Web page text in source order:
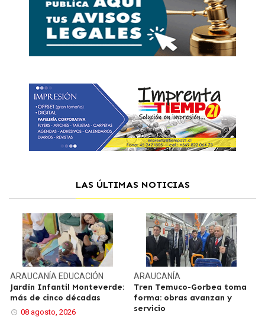
LAS ÚLTIMAS NOTICIAS
ARAUCANÍAEDUCACIÓN
Jardín Infantil Monteverde:
más de cinco décadas
08 agosto, 2026
ARAUCANÍA
Tren Temuco-Gorbea toma
forma: obras avanzan y
servicio